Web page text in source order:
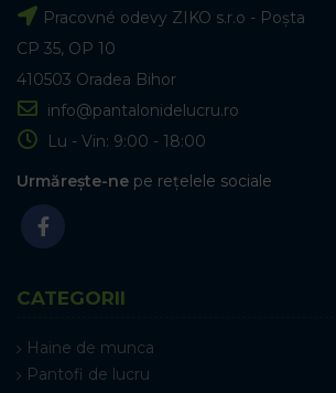
Pracovné odevy ZIKO s.r.o - Poșta
CP 35, OP 10
410503 Oradea Bihor
info@pantalonidelucru.ro
Lu - Vin: 9:00 - 18:00
Urmărește-ne pe rețelele sociale
CATEGORII
Haine de munca
Pantofi de lucru